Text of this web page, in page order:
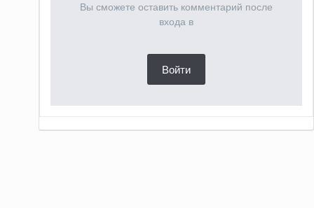
Вы сможете оставить комментарий после
входа в
Войти